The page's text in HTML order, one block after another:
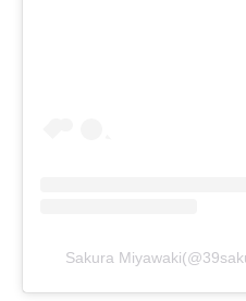
Sakura